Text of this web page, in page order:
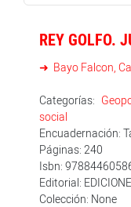
REY GOLFO.
Bayo Falcon,
Categorías:
social
Encuadernación:
Páginas: 240
Isbn:
Editorial:
Colección: None